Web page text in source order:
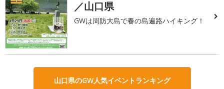
／山口県
GWは周防大島で春の島遍路ハイキング！
山口県のGW人気イベントランキング